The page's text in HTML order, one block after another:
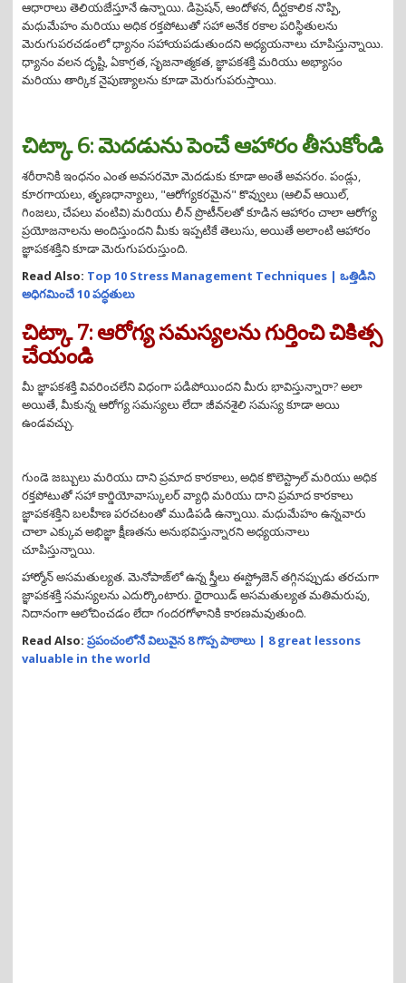
ఆధారాలు తెలియజేస్తూనే ఉన్నాయి. డిప్రెషన్, ఆందోళన, దీర్ఘకాలిక నొప్పి,
మధుమేహం మరియు అధిక రక్తపోటుతో సహా అనేక రకాల పరిస్థితులను
మెరుగుపరచడంలో ధ్యానం సహాయపడుతుందని అధ్యయనాలు చూపిస్తున్నాయి.
ధ్యానం వలన దృష్టి, ఏకాగ్రత, సృజనాత్మకత, జ్ఞాపకశక్తి మరియు అభ్యాసం
మరియు తార్కిక నైపుణ్యాలను కూడా మెరుగుపరుస్తాయి.
చిట్కా 6: మెదడును పెంచే ఆహారం తీసుకోండి
శరీరానికి ఇంధనం ఎంత అవసరమో మెదడుకు కూడా అంతే అవసరం. పండ్లు,
కూరగాయలు, తృణధాన్యాలు, "ఆరోగ్యకరమైన" కొవ్వులు (ఆలివ్ ఆయిల్,
గింజలు, చేపలు వంటివి) మరియు లీన్ ప్రొటీన్‌లతో కూడిన ఆహారం చాలా ఆరోగ్య
ప్రయోజనాలను అందిస్తుందని మీకు ఇప్పటికే తెలుసు, అయితే అలాంటి ఆహారం
జ్ఞాపకశక్తిని కూడా మెరుగుపరుస్తుంది.
Read Also: Top 10 Stress Management Techniques | ఒత్తిడిని
అధిగమించే 10 పద్ధతులు
చిట్కా 7: ఆరోగ్య సమస్యలను గుర్తించి చికిత్స
చేయండి
మీ జ్ఞాపకశక్తి వివరించలేని విధంగా పడిపోయిందని మీరు భావిస్తున్నారా? అలా
అయితే, మీకున్న ఆరోగ్య సమస్యలు లేదా జీవనశైలి సమస్య కూడా అయి
ఉండవచ్చు.
గుండె జబ్బులు మరియు దాని ప్రమాద కారకాలు, అధిక కొలెస్ట్రాల్ మరియు అధిక
రక్తపోటుతో సహా కార్డియోవాస్కులర్ వ్యాధి మరియు దాని ప్రమాద కారకాలు
జ్ఞాపకశక్తిని బలహీణ పరచటంతో ముడిపడి ఉన్నాయి. మధుమేహం ఉన్నవారు
చాలా ఎక్కువ అభిజ్ఞా క్షీణతను అనుభవిస్తున్నారని అధ్యయనాలు
చూపిస్తున్నాయి.
హార్మోన్ అసమతుల్యత. మెనోపాజ్‌లో ఉన్న స్త్రీలు ఈస్ట్రోజెన్ తగ్గినప్పుడు తరచుగా
జ్ఞాపకశక్తి సమస్యలను ఎదుర్కొంటారు. థైరాయిడ్ అసమతుల్యత మతిమరుపు,
నిదానంగా ఆలోచించడం లేదా గందరగోళానికి కారణమవుతుంది.
Read Also: ప్రపంచంలోనే విలువైన 8 గొప్ప పాఠాలు | 8 great lessons
valuable in the world